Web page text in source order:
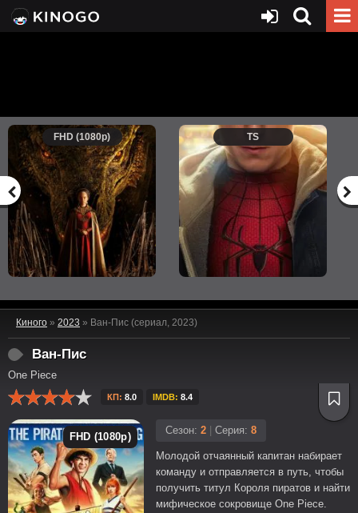
FHD (1080p) TS
Киного » 2023 » Ван-Пис (сериал, 2023)
Ван-Пис
One Piece
КП: 8.0 IMDB: 8.4
FHD (1080p)
Сезон: 2 Серия: 8
Молодой отчаянный капитан набирает
команду и отправляется в путь, чтобы
получить титул Короля пиратов и найти
мифическое сокровище One Piece.